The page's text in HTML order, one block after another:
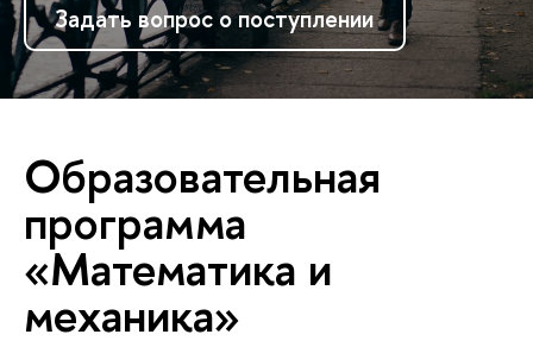
Задать вопрос о поступлении
Образовательная
программа
«Математика и
механика»